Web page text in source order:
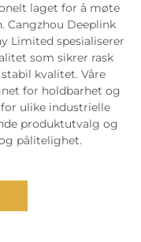
laget for å møte
Cangzhou Deeplink
Limited spesialiserer
som sikrer rask
kvalitet. Våre
for holdbarhet og
ulike industrielle
produktutvalg og
pålitelighet.